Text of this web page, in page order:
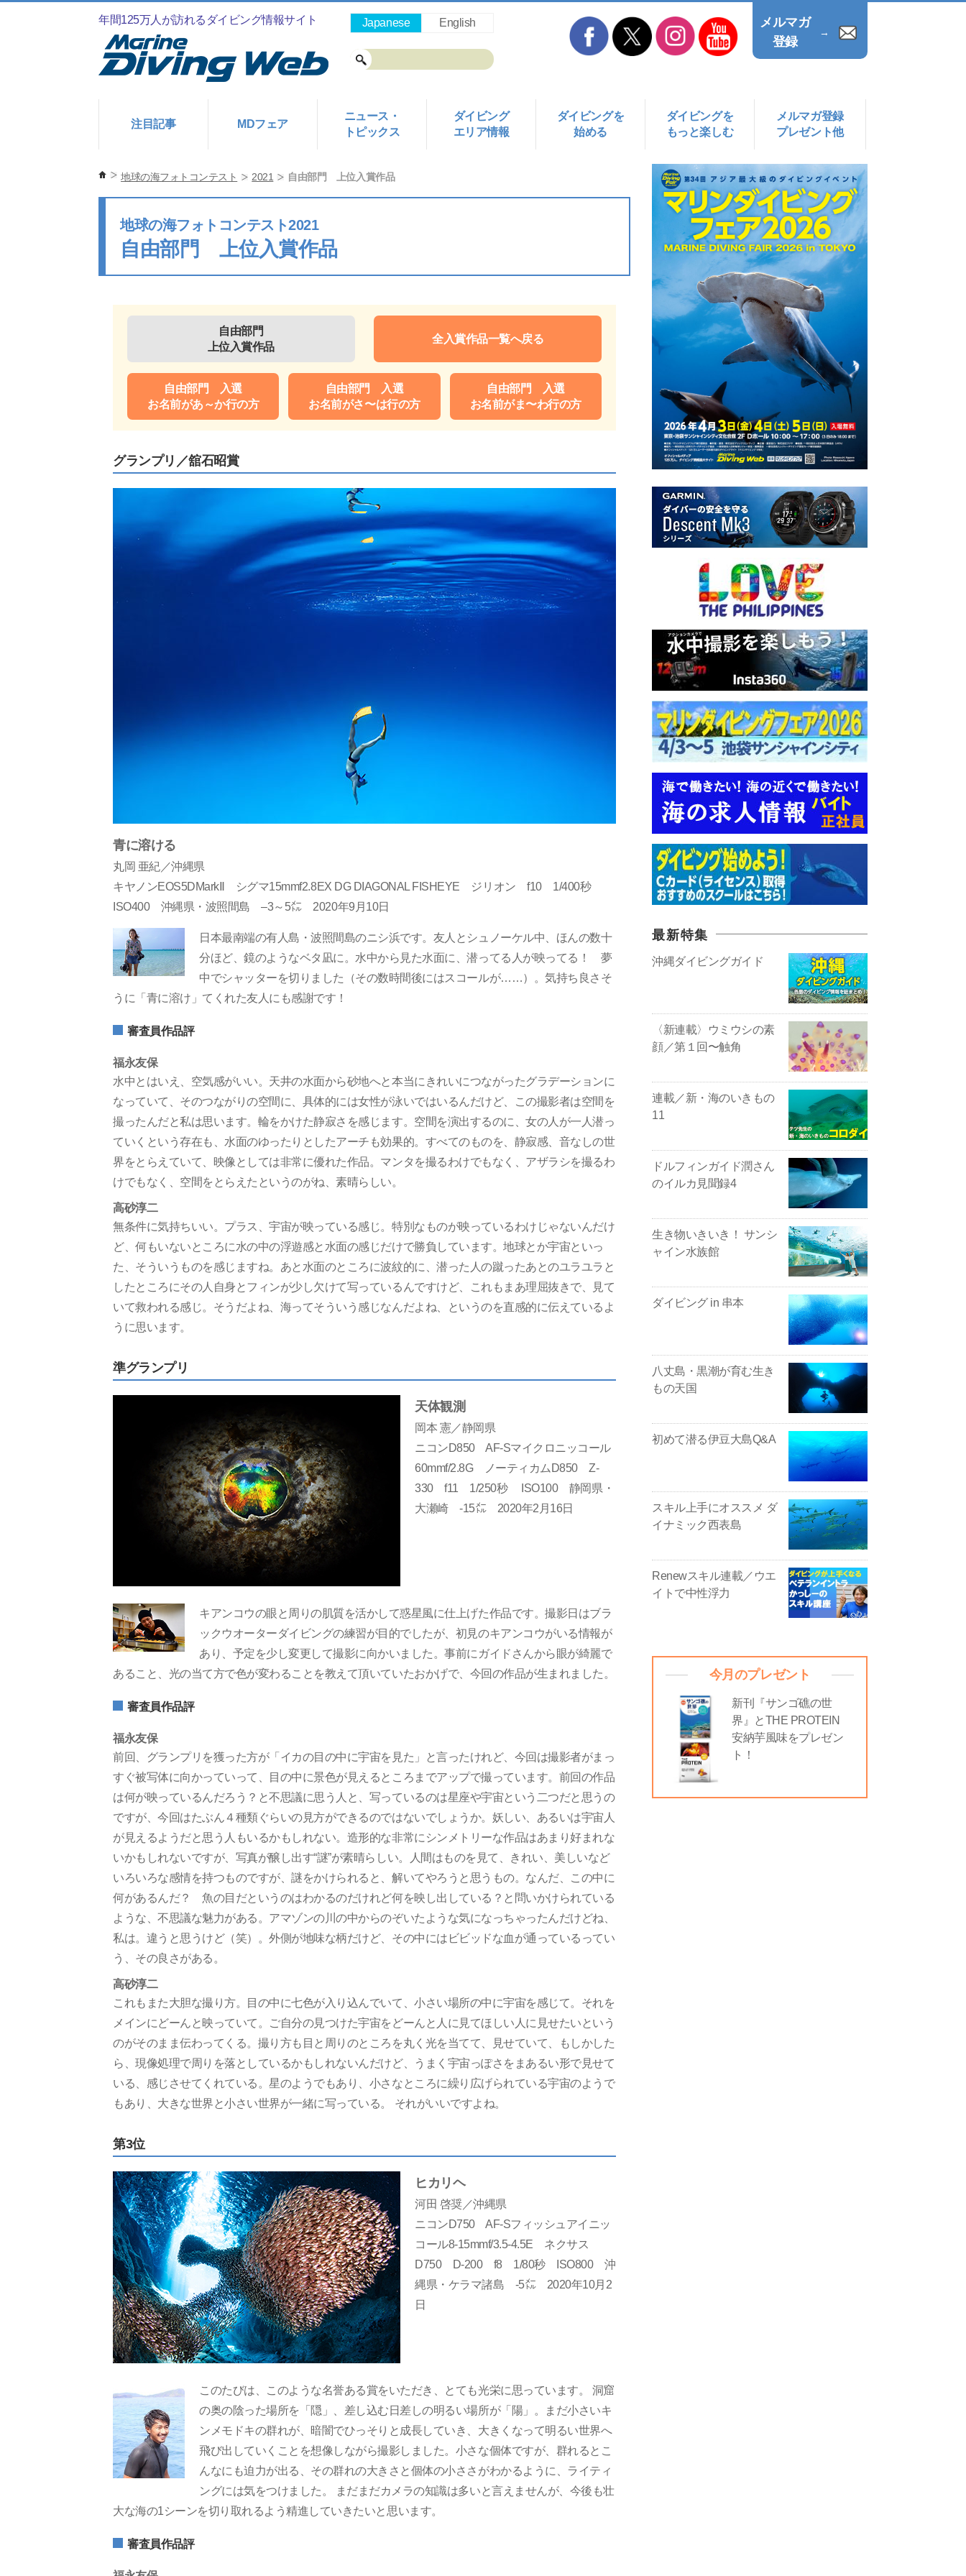
年間125万人が訪れるダイビング情報サイト
注目記事 MDフェア
ニュース・
トピックス
ダイビング
エリア情報
ダイビングを
始める
ダイビングを
もっと楽しむ
メルマガ登録
プレゼント他
メルマガ
登録
→
Japanese English
地球の海フォトコンテスト 2021 自由部門 上位入賞作品
地球の海フォトコンテスト2021
自由部門 上位入賞作品
自由部門
上位入賞作品
全入賞作品一覧へ戻る
自由部門 入選
お名前があ～か行の方
自由部門 入選
お名前がさ〜は行の方
自由部門 入選
お名前がま〜わ行の方
グランプリ／舘石昭賞
青に溶ける
丸岡 亜紀／沖縄県
キヤノンEOS5DMarkⅡ シグマ15mmf2.8EX DG DIAGONAL FISHEYE ジリオン f10 1/400秒
ISO400 沖縄県・波照間島 –3～5㍍ 2020年9月10日
日本最南端の有人島・波照間島のニシ浜です。友人とシュノーケル中、ほんの数十
分ほど、鏡のようなベタ凪に。水中から見た水面に、潜ってる人が映ってる！ 夢
中でシャッターを切りました（その数時間後にはスコールが……）。気持ち良さそ
うに「青に溶け」てくれた友人にも感謝です！
審査員作品評
福永友保
水中とはいえ、空気感がいい。天井の水面から砂地へと本当にきれいにつながったグラデーションに
なっていて、そのつながりの空間に、具体的には女性が泳いではいるんだけど、この撮影者は空間を
撮ったんだと私は思います。輪をかけた静寂さを感じます。空間を演出するのに、女の人が一人潜っ
ていくという存在も、水面のゆったりとしたアーチも効果的。すべてのものを、静寂感、音なしの世
界をとらえていて、映像としては非常に優れた作品。マンタを撮るわけでもなく、アザラシを撮るわ
けでもなく、空間をとらえたというのがね、素晴らしい。
高砂淳二
無条件に気持ちいい。プラス、宇宙が映っている感じ。特別なものが映っているわけじゃないんだけ
ど、何もいないところに水の中の浮遊感と水面の感じだけで勝負しています。地球とか宇宙といっ
た、そういうものを感じますね。あと水面のところに波紋的に、潜った人の蹴ったあとのユラユラと
したところにその人自身とフィンが少し欠けて写っているんですけど、これもまあ理屈抜きで、見て
いて救われる感じ。そうだよね、海ってそういう感じなんだよね、というのを直感的に伝えているよ
うに思います。
準グランプリ
天体観測
岡本 憲／静岡県
ニコンD850 AF-Sマイクロニッコール
60mmf/2.8G ノーティカムD850 Z-
330 f11 1/250秒 ISO100 静岡県・
大瀬崎 -15㍍ 2020年2月16日
キアンコウの眼と周りの肌質を活かして惑星風に仕上げた作品です。撮影日はブラ
ックウオーターダイビングの練習が目的でしたが、初見のキアンコウがいる情報が
あり、予定を少し変更して撮影に向かいました。事前にガイドさんから眼が綺麗で
あること、光の当て方で色が変わることを教えて頂いていたおかげで、今回の作品が生まれました。
審査員作品評
福永友保
前回、グランプリを獲った方が「イカの目の中に宇宙を見た」と言ったけれど、今回は撮影者がまっ
すぐ被写体に向かっていって、目の中に景色が見えるところまでアップで撮っています。前回の作品
は何が映っているんだろう？と不思議に思う人と、写っているのは星座や宇宙という二つだと思うの
ですが、今回はたぶん４種類ぐらいの見方ができるのではないでしょうか。妖しい、あるいは宇宙人
が見えるようだと思う人もいるかもしれない。造形的な非常にシンメトリーな作品はあまり好まれな
いかもしれないですが、写真が醸し出す“謎”が素晴らしい。人間はものを見て、きれい、美しいなど
いろいろな感情を持つものですが、謎をかけられると、解いてやろうと思うもの。なんだ、この中に
何があるんだ？ 魚の目だというのはわかるのだけれど何を映し出している？と問いかけられている
ような、不思議な魅力がある。アマゾンの川の中からのぞいたような気になっちゃったんだけどね、
私は。違うと思うけど（笑）。外側が地味な柄だけど、その中にはビビッドな血が通っているってい
う、その良さがある。
高砂淳二
これもまた大胆な撮り方。目の中に七色が入り込んでいて、小さい場所の中に宇宙を感じて。それを
メインにどーんと映っていて。ご自分の見つけた宇宙をどーんと人に見てほしい人に見せたいという
のがそのまま伝わってくる。撮り方も目と周りのところを丸く光を当てて、見せていて、もしかした
ら、現像処理で周りを落としているかもしれないんだけど、うまく宇宙っぽさをまあるい形で見せて
いる、感じさせてくれている。星のようでもあり、小さなところに繰り広げられている宇宙のようで
もあり、大きな世界と小さい世界が一緒に写っている。 それがいいですよね。
第3位
ヒカリヘ
河田 啓奨／沖縄県
ニコンD750 AF-Sフィッシュアイニッ
コール8-15mmf/3.5-4.5E ネクサス
D750 D-200 f8 1/80秒 ISO800 沖
縄県・ケラマ諸島 -5㍍ 2020年10月2
日
このたびは、このような名誉ある賞をいただき、とても光栄に思っています。 洞窟
の奥の陰った場所を「隠」、差し込む日差しの明るい場所が「陽」。まだ小さいキ
ンメモドキの群れが、暗闇でひっそりと成長していき、大きくなって明るい世界へ
飛び出していくことを想像しながら撮影しました。小さな個体ですが、群れるとこ
んなにも迫力が出る、その群れの大きさと個体の小ささがわかるように、ライティ
ングには気をつけました。 まだまだカメラの知識は多いと言えませんが、今後も壮
大な海の1シーンを切り取れるよう精進していきたいと思います。
審査員作品評
最新特集
沖縄ダイビングガイド
〈新連載〉ウミウシの素
顔／第１回〜触角
連載／新・海のいきもの
11
ドルフィンガイド潤さん
のイルカ見聞録4
生き物いきいき！ サンシ
ャイン水族館
ダイビング in 串本
八丈島・黒潮が育む生き
もの天国
初めて潜る伊豆大島Q&A
スキル上手にオススメ ダ
イナミック西表島
Renewスキル連載／ウエ
イトで中性浮力
今月のプレゼント
新刊『サンゴ礁の世
界』とTHE PROTEIN
安納芋風味をプレゼン
ト！